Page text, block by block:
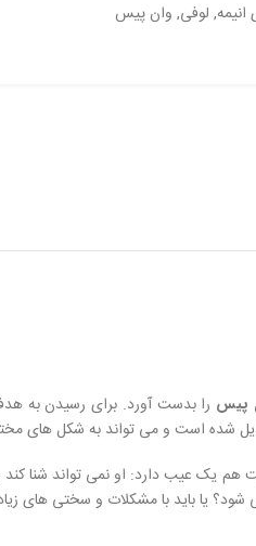
انیمه, لوفی, وان پیس
پیس را بدست آورد. برای رسیدن به
شده است و می تواند به شکل های
هم یک عیب دارد: او نمی تواند شنا
شود؟ یا باید با مشکلات و سختی های